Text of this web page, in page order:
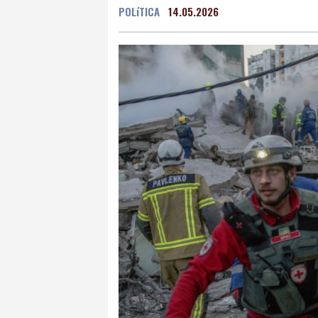
Grenada
24 °C
Buenos Aires
9 °C
21 °C
POLíTICA 14.05.2026